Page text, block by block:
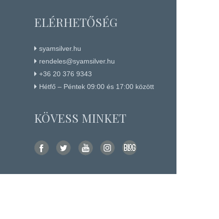
ELÉRHETŐSÉG
syamsilver.hu
rendeles@syamsilver.hu
+36 20 376 9343
Hétfő – Péntek 09:00 és 17:00 között
KÖVESS MINKET